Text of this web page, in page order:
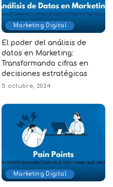
Marketing Digital
El poder del análisis de
datos en Marketing:
Transformando cifras en
decisiones estratégicas
5 octubre, 2024
Marketing Digital